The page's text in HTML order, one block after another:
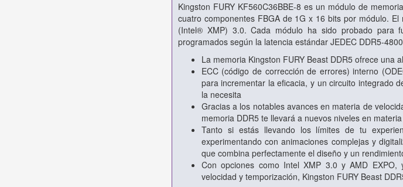
Kingston FURY KF560C36BBE-8 es un módulo de
cuatro componentes FBGA de 1G x 16 bits por módulo.
(Intel® XMP) 3.0. Cada módulo ha sido probado para
programados según la latencia estándar JEDEC DDR5-
La memoria Kingston FURY Beast DDR5 ofrece una
ECC (código de corrección de errores) interno
para incrementar la eficacia, y un circuito integrado
la necesita
Gracias a los notables avances en materia de
memoria DDR5 te llevará a nuevos niveles en
Tanto si estás llevando los límites de tu
experimentando con animaciones complejas y
que combina perfectamente el diseño y un
Con opciones como Intel XMP 3.0 y AMD EXPO,
velocidad y temporización, Kingston FURY Beast